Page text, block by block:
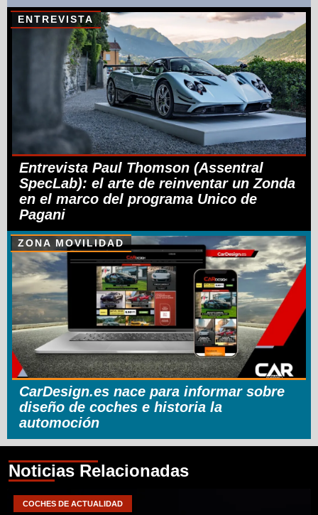
ENTREVISTA
Entrevista Paul Thomson (Assentral
SpecLab): el arte de reinventar un Zonda
en el marco del programa Unico de
Pagani
ZONA MOVILIDAD
CarDesign.es nace para informar sobre
diseño de coches e historia la
automoción
Noticias Relacionadas
COCHES DE ACTUALIDAD